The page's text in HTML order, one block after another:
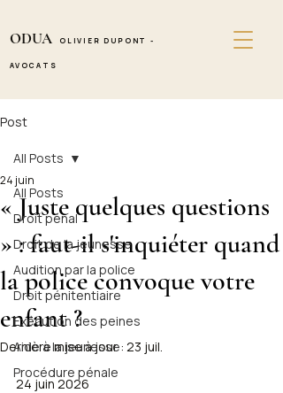
ODUA OLIVIER DUPONT -
AVOCATS
Post
All Posts
Droit pénal
Droit de la jeunesse
Audition par la police
Droit pénitentiaire
Exécution des peines
Aide à la jeunesse
Procédure pénale
All Posts
« Juste quelques questions
» : faut-il s'inquiéter quand
la police convoque votre
enfant ?
24 juin
Dernière mise à jour : 23 juil.
24 juin 2026